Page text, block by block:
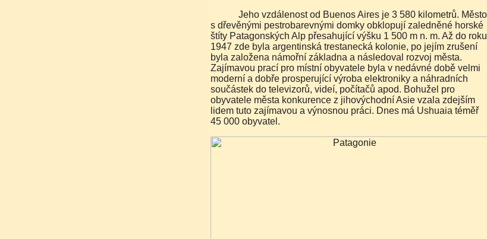
Jeho vzdálenost od Buenos Aires je 3 580 kilometrů. Město
s dřevěnými pestrobarevnými domky obklopují zaledněné horské
štíty Patagonských Alp přesahující výšku 1 500 m n. m. Až do roku
1947 zde byla argentinská trestanecká kolonie, po jejím zrušení
byla založena námořní základna a následoval rozvoj města.
Zajímavou prací pro místní obyvatele byla v nedávné době velmi
moderní a dobře prosperující výroba elektroniky a náhradních
součástek do televizorů, videí, počítačů apod. Bohužel pro
obyvatele města konkurence z jihovýchodní Asie vzala zdejším
lidem tuto zajímavou a výnosnou práci. Dnes má Ushuaia téměř
45 000 obyvatel.